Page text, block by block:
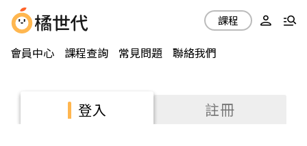
會員中心 課程查詢 常見問題 聯絡我們
課程
登入 註冊